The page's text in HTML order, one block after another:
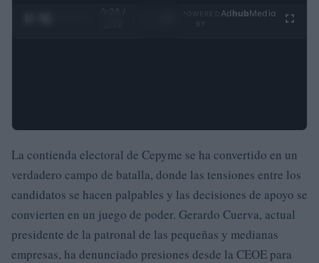
0:28 /
Ad hubMedia
La contienda electoral de Cepyme se ha convertido en un
verdadero campo de batalla, donde las tensiones entre los
candidatos se hacen palpables y las decisiones de apoyo se
convierten en un juego de poder. Gerardo Cuerva, actual
presidente de la patronal de las pequeñas y medianas
empresas, ha denunciado presiones desde la CEOE para